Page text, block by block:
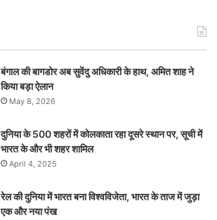
बंगाल की बागडोर अब सुवेंदु अधिकारी के हाथ, अमित शाह ने
किया बड़ा ऐलान
May 8, 2026
दुनिया के 500 शहरों में कोलकाता रहा दूसरे स्थान पर, सूची में
भारत के और भी शहर शामिल
April 4, 2025
रेल की दुनिया में भारत बना विश्वविजेता, भारत के ताज में जुड़ा
एक और नया पंख